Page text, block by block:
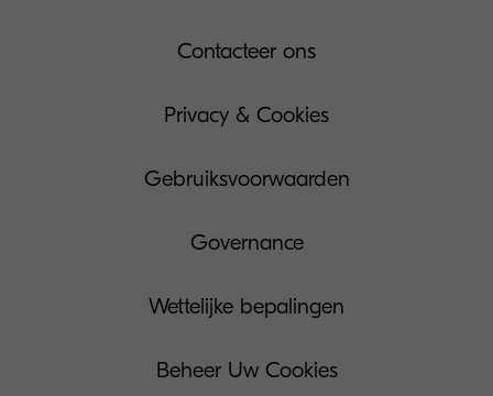
Contacteer ons
Privacy & Cookies
Gebruiksvoorwaarden
Governance
Wettelijke bepalingen
Beheer Uw Cookies